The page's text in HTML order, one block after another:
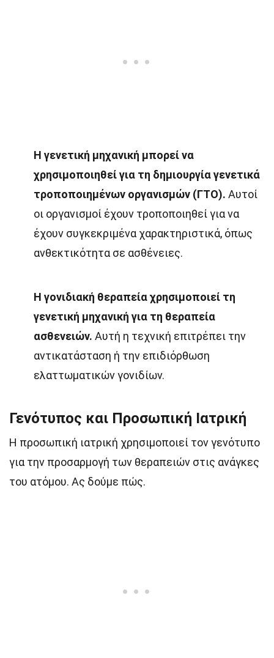
Η γενετική μηχανική μπορεί να
χρησιμοποιηθεί για τη δημιουργία γενετικά
τροποποιημένων οργανισμών (ΓΤΟ). Αυτοί
οι οργανισμοί έχουν τροποποιηθεί για να
έχουν συγκεκριμένα χαρακτηριστικά, όπως
ανθεκτικότητα σε ασθένειες.
Η γονιδιακή θεραπεία χρησιμοποιεί τη
γενετική μηχανική για τη θεραπεία
ασθενειών. Αυτή η τεχνική επιτρέπει την
αντικατάσταση ή την επιδιόρθωση
ελαττωματικών γονιδίων.
Γενότυπος και Προσωπική Ιατρική
Η προσωπική ιατρική χρησιμοποιεί τον γενότυπο
για την προσαρμογή των θεραπειών στις ανάγκες
του ατόμου. Ας δούμε πώς.